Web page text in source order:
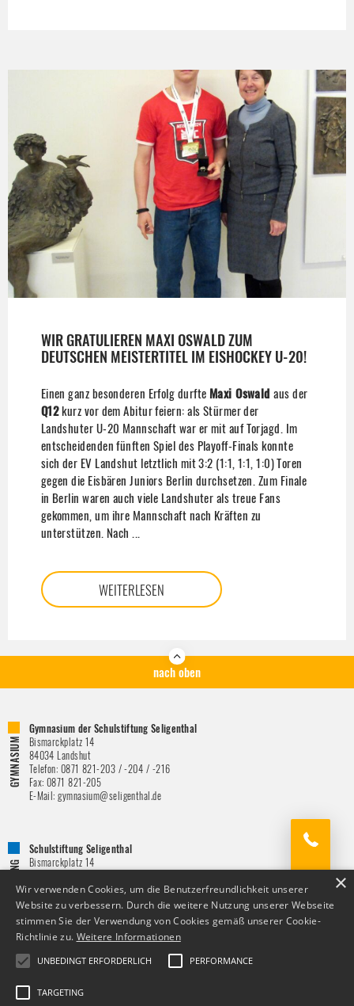
WIR GRATULIEREN MAXI OSWALD ZUM
DEUTSCHEN MEISTERTITEL IM EISHOCKEY U-20!
Einen ganz besonderen Erfolg durfte Maxi Oswaldaus der
Q12kurz vor dem Abitur feiern: als Stürmer der
Landshuter U-20 Mannschaft war er mit auf Torjagd. Im
entscheidenden fünften Spiel des Playoff-Finals konnte
sich der EV Landshut letztlich mit 3:2 (1:1, 1:1, 1:0) Toren
gegen die Eisbären Juniors Berlin durchsetzen. Zum Finale
in Berlin waren auch viele Landshuter als treue Fans
gekommen, um ihre Mannschaft nach Kräften zu
unterstützen. Nach ...
WEITERLESEN
nach oben
Gymnasium der Schulstiftung Seligenthal
Bismarckplatz 14
84034 Landshut
Telefon: 0871 821-203 / -204 / -216
Fax: 0871 821-205
E-Mail: gymnasium@seligenthal.de
Schulstiftung Seligenthal
Bismarckplatz 14
Telefon:0871 / 821 – 151
Fax: 0871 821-146
E-Mail: schulstiftung@seligenthal.de
×
Wir verwenden Cookies, um die Benutzerfreundlichkeit unserer
Website zu verbessern. Durch die weitere Nutzung unserer Webseite
stimmen Sie der Verwendung von Cookies gemäß unserer Cookie-
Richtlinie zu. Weitere Informationen
UNBEDINGT ERFORDERLICH PERFORMANCE
TARGETING